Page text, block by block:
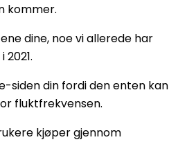
kommer.
dine, noe vi allerede har
siden din fordi den enten kan
fluktfrekvensen.
kjøper gjennom